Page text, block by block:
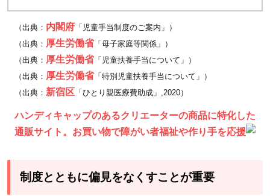
（出典： 内閣府 「児童手当制度のご案内」）
（出典： 厚生労働省「母子家庭等関係」）
（出典： 厚生労働省「児童扶養手当について」）
（出典： 厚生労働省「特別児童扶養手当について」）
（出典： 新宿区 「ひとり親医療費助成」,2020）
ハンディキャップのあるクリエーターの商品に特化した
通販サイト。お買い物で障がい者福祉や作り手を応援
制度とともに偏見をなくすことが重要